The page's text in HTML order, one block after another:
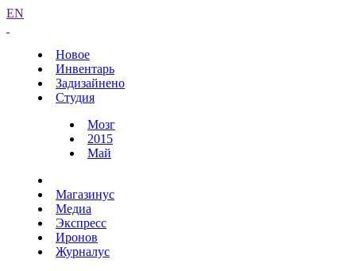
EN
Новое
Инвентарь
Задизайнено
Студия
Мозг
2015
Май
Магазинус
Медиа
Экспресс
Иронов
Журналус